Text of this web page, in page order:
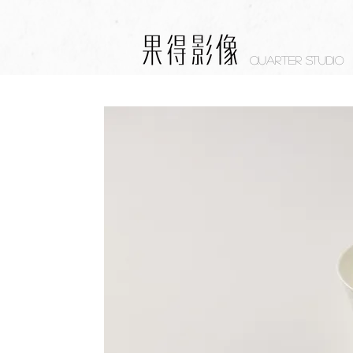
Quarter studio